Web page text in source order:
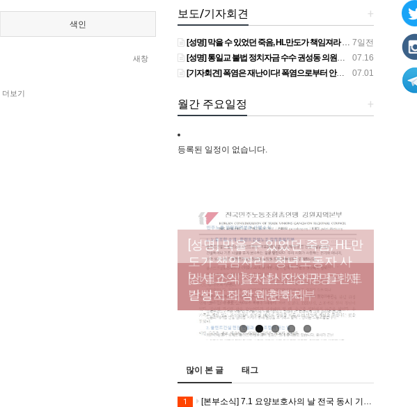
색인
새창
더보기
+
보도/기자회견
7일전
[성명] 막을 수 있었던 죽음, HL만도가 책임져라 : 청년노동자 사망사고의 철저한 진상규명과 재발방지 대책 마련하라
07.16
[성명] 통일교 불법 정치자금 수수 권성동 의원직 상실, 사필귀정이다
07.01
[기자회견] 폭염은 재난이다! 폭염으로부터 안전한 일터를 위한 민주노총 강원지역본부 폭염감시단 선포 기자회견
+
월간 주요일정
등록된 일정이 없습니다.
[성명] 막을 수 있었던 죽음, HL만
도가 책임져라 : 청년노동자 사
망사고의 철저한 진상규명과 재
발방지 대책 마련하라
[산별소식] 건설산업연맹 플랜트
건설노조 강원충북지부
[강릉,속초,원주,춘천] 폭염감시
단 사업 이모저모
[조합원☆인터뷰] 서비스연맹 전
국학교비정규직노동조합 강원
지부 김유미 춘천지회장
[본부소식] 강원지역 노동자 합
창단 모임
많이 본 글 태그
1 [본부소식] 7.1 요양보호사의 날 전국 동시 기자회견